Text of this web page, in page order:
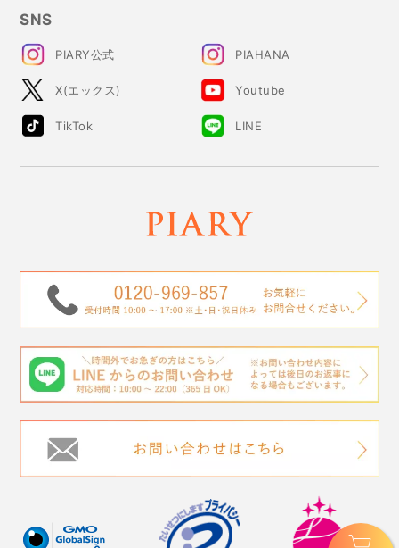
SNS
PIARY公式 PIAHANA
X(エックス) Youtube
TikTok LINE